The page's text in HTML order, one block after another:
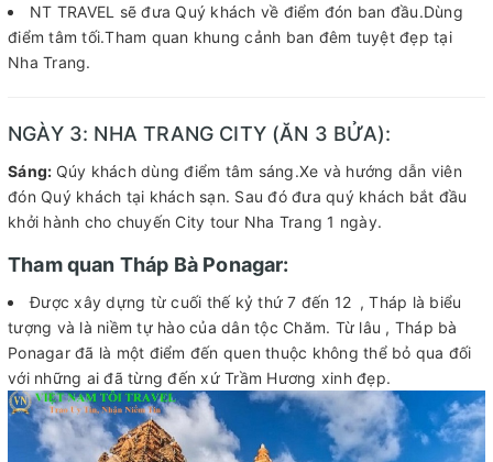
NT TRAVEL sẽ đưa Quý khách về điểm đón ban đầu.Dùng
điểm tâm tối.Tham quan khung cảnh ban đêm tuyệt đẹp tại
Nha Trang.
NGÀY 3: NHA TRANG CITY (ĂN 3 BỬA):
Sáng: Qúy khách dùng điểm tâm sáng.Xe và hướng dẫn viên
đón Quý khách tại khách sạn. Sau đó đưa quý khách bắt đầu
khởi hành cho chuyến City tour Nha Trang 1 ngày.
Tham quan Tháp Bà Ponagar:
Được xây dựng từ cuối thế kỷ thứ 7 đến 12 , Tháp là biểu
tượng và là niềm tự hào của dân tộc Chăm. Từ lâu , Tháp bà
Ponagar đã là một điểm đến quen thuộc không thể bỏ qua đối
với những ai đã từng đến xứ Trầm Hương xinh đẹp.